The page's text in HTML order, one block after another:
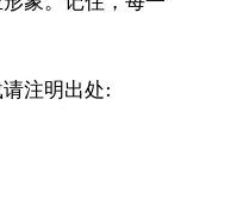
请注明出处: